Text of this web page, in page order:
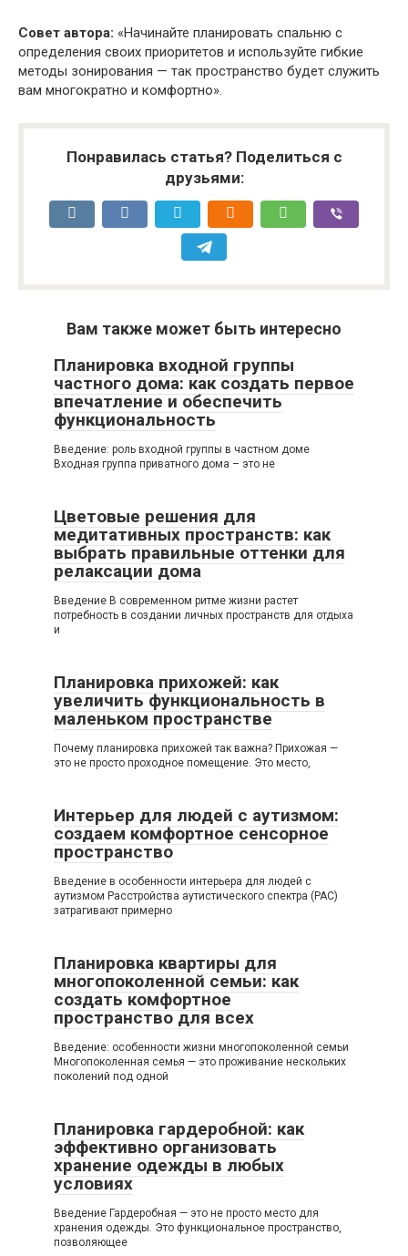
Совет автора: «Начинайте планировать спальню с
определения своих приоритетов и используйте гибкие
методы зонирования — так пространство будет служить
вам многократно и комфортно».
Понравилась статья? Поделиться с
друзьями:
Вам также может быть интересно
Планировка входной группы
частного дома: как создать первое
впечатление и обеспечить
функциональность
Введение: роль входной группы в частном доме
Входная группа приватного дома – это не
Цветовые решения для
медитативных пространств: как
выбрать правильные оттенки для
релаксации дома
Введение В современном ритме жизни растет
потребность в создании личных пространств для отдыха
и
Планировка прихожей: как
увеличить функциональность в
маленьком пространстве
Почему планировка прихожей так важна? Прихожая —
это не просто проходное помещение. Это место,
Интерьер для людей с аутизмом:
создаем комфортное сенсорное
пространство
Введение в особенности интерьера для людей с
аутизмом Расстройства аутистического спектра (РАС)
затрагивают примерно
Планировка квартиры для
многопоколенной семьи: как
создать комфортное
пространство для всех
Введение: особенности жизни многопоколенной семьи
Многопоколенная семья — это проживание нескольких
поколений под одной
Планировка гардеробной: как
эффективно организовать
хранение одежды в любых
условиях
Введение Гардеробная — это не просто место для
хранения одежды. Это функциональное пространство,
позволяющее